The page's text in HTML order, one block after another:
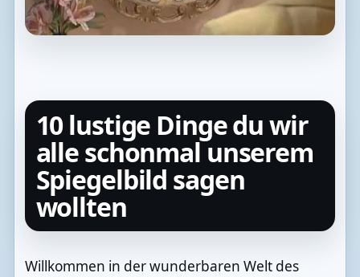
10 lustige Dinge du wir
alle schonmal unserem
Spiegelbild sagen
wollten
Willkommen in der wunderbaren Welt des